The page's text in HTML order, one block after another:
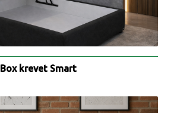
Box krevet Smart